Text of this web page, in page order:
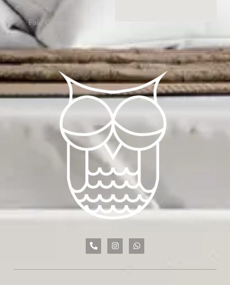
Sala
Fale Conosco